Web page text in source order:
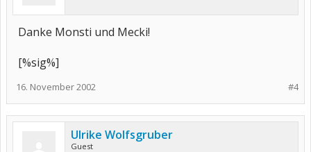
Danke Monsti und Mecki!
[%sig%]
#4
16. November 2002
Ulrike Wolfsgruber
Guest